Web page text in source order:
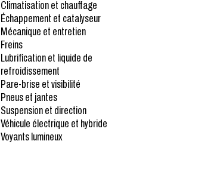
Climatisation et chauffage
Échappement et catalyseur
Mécanique et entretien
Freins
Lubrification et liquide de
refroidissement
Pare-brise et visibilité
Pneus et jantes
Suspension et direction
Véhicule électrique et hybride
Voyants lumineux